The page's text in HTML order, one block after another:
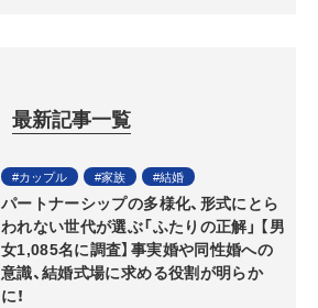
最新記事一覧
カップル 家族 結婚
パートナーシップの多様化、形式にとら
われない世代が選ぶ「ふたりの正解」 【男
女1,085名に調査】事実婚や同性婚への
意識、結婚式場に求める役割が明らか
に！